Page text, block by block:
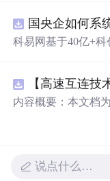
新领域的AI+数智
智能化发展。
科易网基于40亿+
新领域的AI+数智
智能化发展。
内容概要：本文档
式，定义了一套新
请求方（
说点什么…